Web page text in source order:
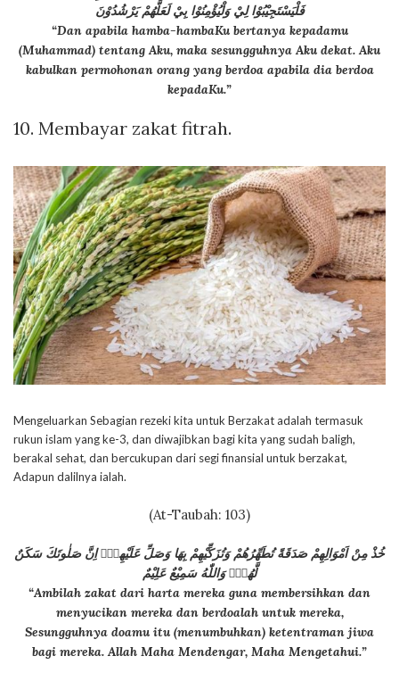
فَلْيَسْتَجِيْبُوْا لِيْ وَلْيُؤْمِنُوْا بِيْ لَعَلَّهُمْ يَرْشُدُوْنَ
“Dan apabila hamba-hambaKu bertanya kepadamu
(Muhammad) tentang Aku, maka sesungguhnya Aku dekat. Aku
kabulkan permohonan orang yang berdoa apabila dia berdoa
kepadaKu.”
10. Membayar zakat fitrah.
Mengeluarkan Sebagian rezeki kita untuk Berzakat adalah termasuk
rukun islam yang ke-3, dan diwajibkan bagi kita yang sudah baligh,
berakal sehat, dan bercukupan dari segi finansial untuk berzakat,
Adapun dalilnya ialah.
(At-Taubah: 103)
خُذْ مِنْ اَمْوَالِهِمْ صَدَقَةً تُطَهِّرُهُمْ وَتُزَكِّيْهِمْ بِهَا وَصَلِّ عَلَيْهِمْۗ اِنَّ صَلٰوتَكَ سَكَنٌ
لَّهُمْۗ وَاللّٰهُ سَمِيْعٌ عَلِيْمٌ
“Ambilah zakat dari harta mereka guna membersihkan dan
menyucikan mereka dan berdoalah untuk mereka,
Sesungguhnya doamu itu (menumbuhkan) ketentraman jiwa
bagi mereka. Allah Maha Mendengar, Maha Mengetahui.”